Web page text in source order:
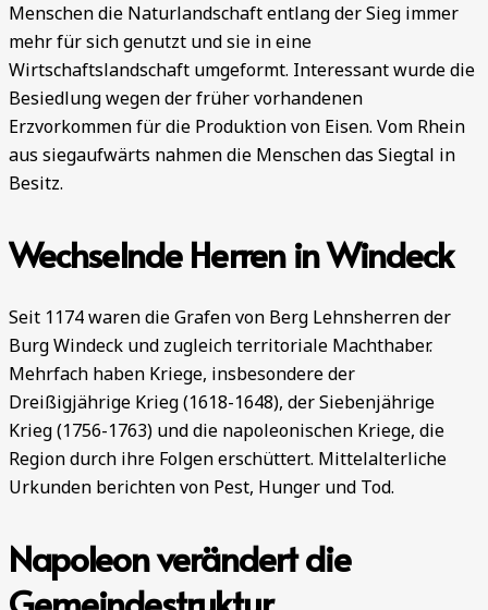
Menschen die Naturlandschaft entlang der Sieg immer
mehr für sich genutzt und sie in eine
Wirtschaftslandschaft umgeformt. Interessant wurde die
Besiedlung wegen der früher vorhandenen
Erzvorkommen für die Produktion von Eisen. Vom Rhein
aus siegaufwärts nahmen die Menschen das Siegtal in
Besitz.
Wechselnde Herren in Windeck
Seit 1174 waren die Grafen von Berg Lehnsherren der
Burg Windeck und zugleich territoriale Machthaber.
Mehrfach haben Kriege, insbesondere der
Dreißigjährige Krieg (1618-1648), der Siebenjährige
Krieg (1756-1763) und die napoleonischen Kriege, die
Region durch ihre Folgen erschüttert. Mittelalterliche
Urkunden berichten von Pest, Hunger und Tod.
Napoleon verändert die